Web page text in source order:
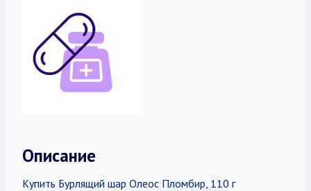
Описание
Купить Бурлящий шар Олеос Пломбир, 110 г